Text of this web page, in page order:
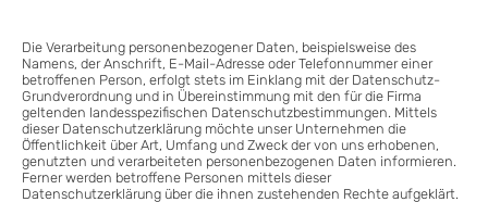
Die Verarbeitung personenbezogener Daten, beispielsweise des
Namens, der Anschrift, E-Mail-Adresse oder Telefonnummer einer
betroffenen Person, erfolgt stets im Einklang mit der Datenschutz-
Grundverordnung und in Übereinstimmung mit den für die Firma
geltenden landesspezifischen Datenschutzbestimmungen. Mittels
dieser Datenschutzerklärung möchte unser Unternehmen die
Öffentlichkeit über Art, Umfang und Zweck der von uns erhobenen,
genutzten und verarbeiteten personenbezogenen Daten informieren.
Ferner werden betroffene Personen mittels dieser
Datenschutzerklärung über die ihnen zustehenden Rechte aufgeklärt.